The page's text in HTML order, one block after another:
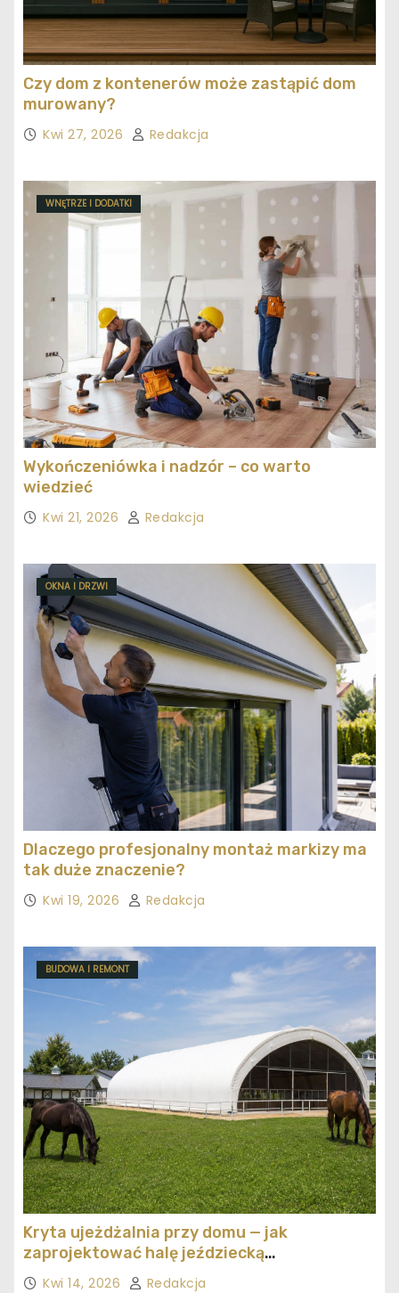
Czy dom z kontenerów może zastąpić dom
murowany?
Kwi 27, 2026 Redakcja
WNĘTRZE I DODATKI
Wykończeniówka i nadzór – co warto
wiedzieć
Kwi 21, 2026 Redakcja
OKNA I DRZWI
Dlaczego profesjonalny montaż markizy ma
tak duże znaczenie?
Kwi 19, 2026 Redakcja
BUDOWA I REMONT
Kryta ujeżdżalnia przy domu — jak
zaprojektować halę jeździecką
ekonomicznie
Kwi 14, 2026 Redakcja